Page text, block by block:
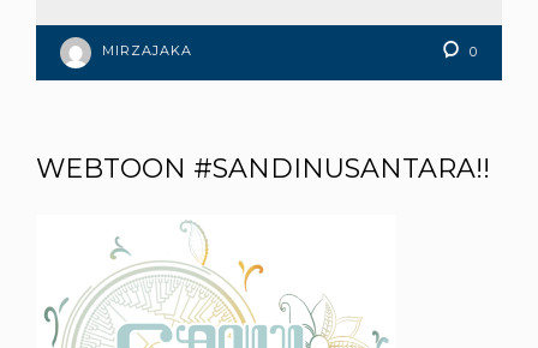
MIRZAJAKA 0
WEBTOON #SANDINUSANTARA!!